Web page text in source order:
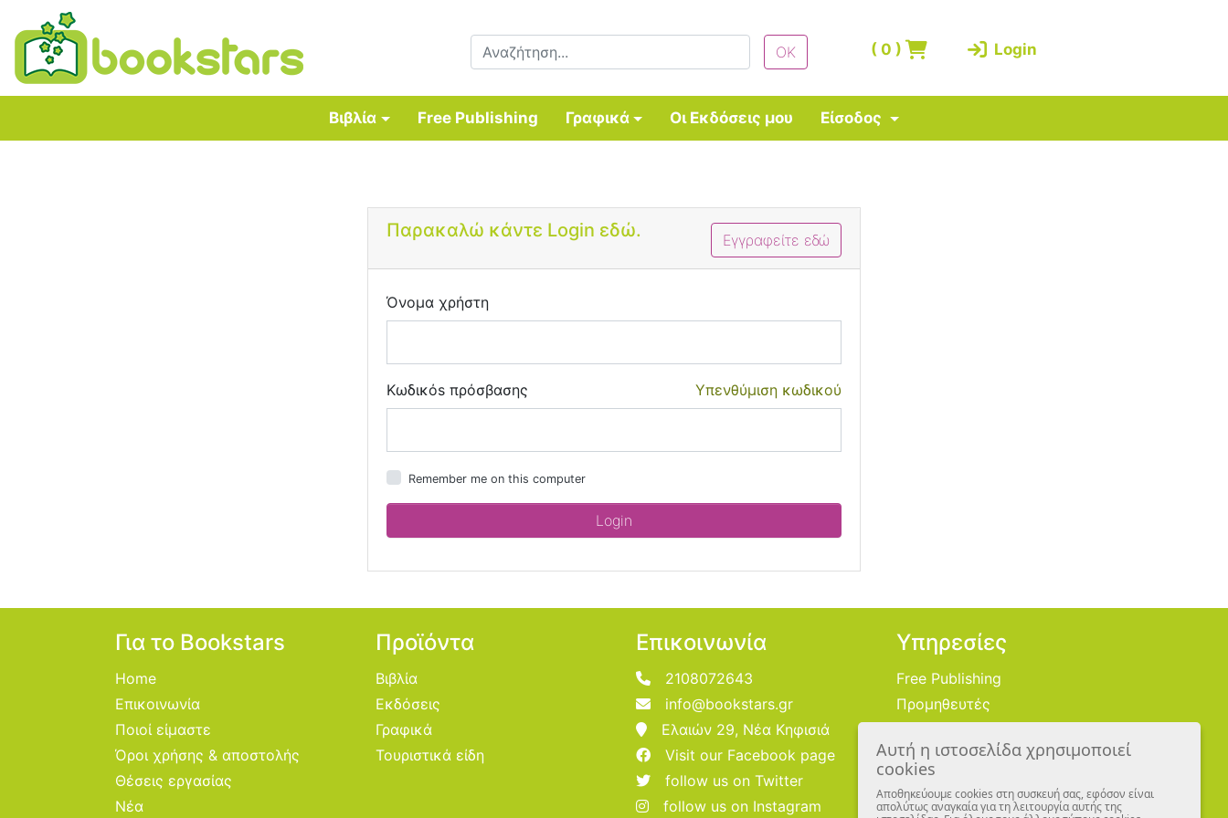
(0 ) Login
Βιβλία Free Publishing Γραφικά Οι Εκδόσεις μου Είσοδος
Εγγραφείτε εδώ
Παρακαλώ κάντε Login εδώ.
Όνομα χρήστη
Υπενθύμιση κωδικού
Κωδικόs πρόσβασης
Remember me on this computer
Για το Bookstars
Home
Επικοινωνία
Ποιοί είμαστε
Όροι χρήσης & αποστολής
Θέσεις εργασίας
Νέα
Προϊόντα
Βιβλία
Εκδόσεις
Γραφικά
Τουριστικά είδη
Επικοινωνία
2108072643
info@bookstars.gr
Ελαιών 29, Νέα Κηφισιά
Visit our Facebook page
follow us on Twitter
follow us on Instagram
Υπηρεσίες
Free Publishing
Προμηθευτές
Εικονογράφοι
Αυτή η ιστοσελίδα χρησιμοποιεί
cookies
Αποθηκεύουμε cookies στη συσκευή σας, εφόσον είναι
απολύτως αναγκαία για τη λειτουργία αυτής της